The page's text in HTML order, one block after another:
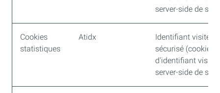
server-side de
Cookies
statistiques
Atidx
Identifiant visiteur
sécurisé (cookie
d'identifiant
server-side de